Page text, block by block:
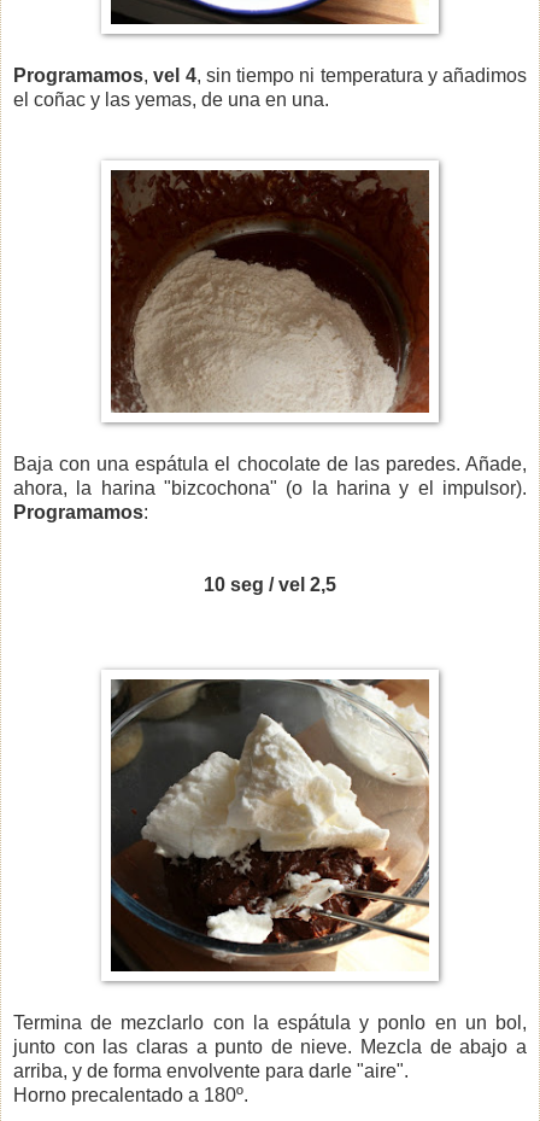
Programamos,vel 4, sin tiempo ni temperatura y añadimos
el coñac y las yemas, de una en una.
Baja con una espátula el chocolate de las paredes. Añade,
ahora, la harina "bizcochona" (o la harina y el impulsor).
Programamos:
10 seg / vel 2,5
Termina de mezclarlo con la espátula y ponlo en un bol,
junto con las claras a punto de nieve. Mezcla de abajo a
arriba, y de forma envolvente para darle "aire".
Horno precalentado a 180º.